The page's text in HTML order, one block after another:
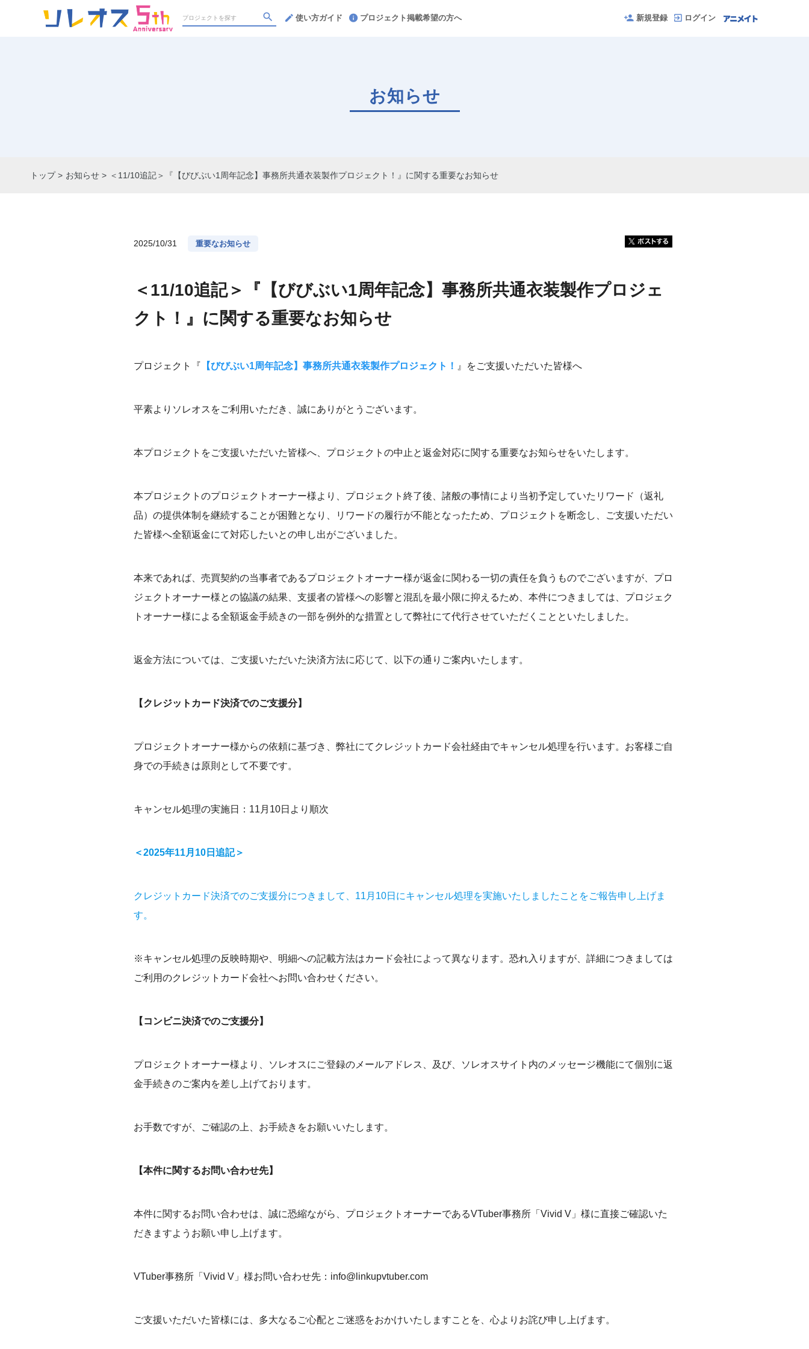
使い方ガイド プロジェクト掲載希望の方へ 新規登録 ログイン
お知らせ
トップ お知らせ ＜11/10追記＞『【びびぶい1周年記念】事務所共通衣装製作プロジェクト！』に関する重要なお知らせ
2025/10/31 重要なお知らせ
＜11/10追記＞『【びびぶい1周年記念】事務所共通衣装製作プロジェ
クト！』に関する重要なお知らせ
プロジェクト『 【びびぶい1周年記念】事務所共通衣装製作プロジェクト！ 』をご支援いただいた皆様へ
平素よりソレオスをご利用いただき、誠にありがとうございます。
本プロジェクトをご支援いただいた皆様へ、プロジェクトの中止と返金対応に関する重要なお知らせをいたします。
本プロジェクトのプロジェクトオーナー様より、プロジェクト終了後、諸般の事情により当初予定していたリワード（返礼
品）の提供体制を継続することが困難となり、リワードの履行が不能となったため、プロジェクトを断念し、ご支援いただい
た皆様へ全額返金にて対応したいとの申し出がございました。
本来であれば、売買契約の当事者であるプロジェクトオーナー様が返金に関わる一切の責任を負うものでございますが、プロ
ジェクトオーナー様との協議の結果、支援者の皆様への影響と混乱を最小限に抑えるため、本件につきましては、プロジェク
トオーナー様による全額返金手続きの一部を例外的な措置として弊社にて代行させていただくことといたしました。
返金方法については、ご支援いただいた決済方法に応じて、以下の通りご案内いたします。
【クレジットカード決済でのご支援分】
プロジェクトオーナー様からの依頼に基づき、弊社にてクレジットカード会社経由でキャンセル処理を行います。お客様ご自
身での手続きは原則として不要です。
キャンセル処理の実施日：11月10日より順次
＜2025年11月10日追記＞
クレジットカード決済でのご支援分につきまして、11月10日にキャンセル処理を実施いたしましたことをご報告申し上げま
す。
※キャンセル処理の反映時期や、明細への記載方法はカード会社によって異なります。恐れ入りますが、詳細につきましては
ご利用のクレジットカード会社へお問い合わせください。
【コンビニ決済でのご支援分】
プロジェクトオーナー様より、ソレオスにご登録のメールアドレス、及び、ソレオスサイト内のメッセージ機能にて個別に返
金手続きのご案内を差し上げております。
お手数ですが、ご確認の上、お手続きをお願いいたします。
【本件に関するお問い合わせ先】
本件に関するお問い合わせは、誠に恐縮ながら、プロジェクトオーナーであるVTuber事務所「Vivid V」様に直接ご確認いた
だきますようお願い申し上げます。
VTuber事務所「Vivid V」様お問い合わせ先：info@linkupvtuber.com
ご支援いただいた皆様には、多大なるご心配とご迷惑をおかけいたしますことを、心よりお詫び申し上げます。